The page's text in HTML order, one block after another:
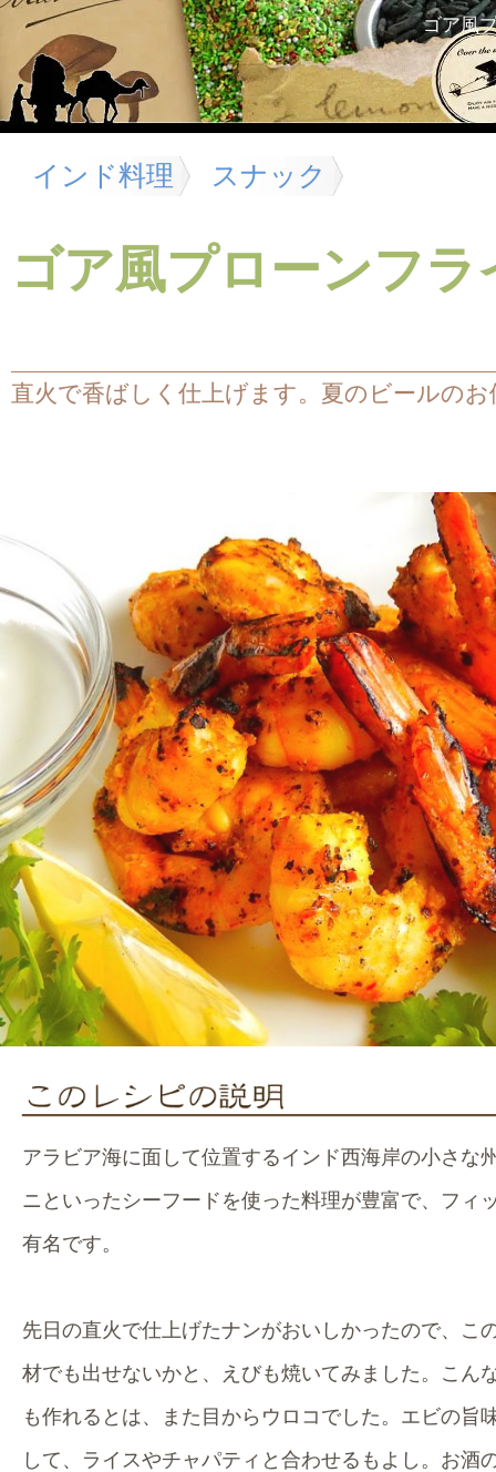
ゴア風
インド料理 スナック
ゴア風プローンフラ
直火で香ばしく仕上げます。夏のビールのお
アラビア海に面して位置するインド西海岸の小さな
ニといったシーフードを使った料理が豊富で、フィ
有名です。
先日の直火で仕上げたナンがおいしかったので、こ
材でも出せないかと、えびも焼いてみました。こん
も作れるとは、また目からウロコでした。エビの旨
して、ライスやチャパティと合わせるもよし。お酒